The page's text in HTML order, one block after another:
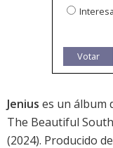
Votar
Jenius es un álbum
The Beautiful
(2024). Producido